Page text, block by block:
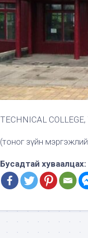
TECHNICAL
(тоног зүйн
Бусадтай хуваалцах: